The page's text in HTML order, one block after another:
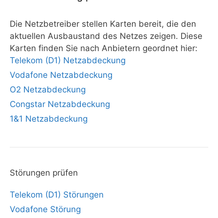
Die Netzbetreiber stellen Karten bereit, die den
aktuellen Ausbaustand des Netzes zeigen. Diese
Karten finden Sie nach Anbietern geordnet hier:
Telekom (D1) Netzabdeckung
Vodafone Netzabdeckung
O2 Netzabdeckung
Congstar Netzabdeckung
1&1 Netzabdeckung
Störungen prüfen
Telekom (D1) Störungen
Vodafone Störung